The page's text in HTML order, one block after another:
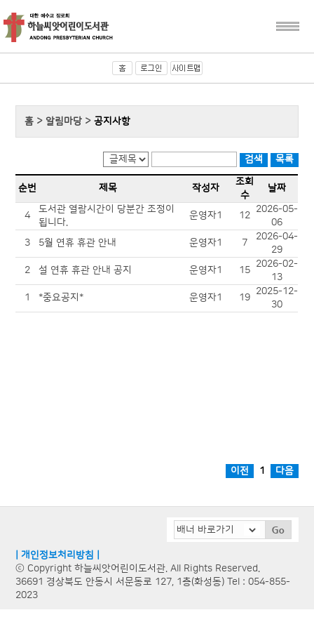
홈 > 알림마당 >공지사항
순번 제목 작성자
조회
수
날짜
4
도서관 열람시간이 당분간 조정이
됩니다.
운영자1 12
2026-05-
06
3
5월 연휴 휴관 안내 운영자1 7
2026-04-
29
2
설 연휴 휴관 안내 공지 운영자1 15
2026-02-
13
1
*중요공지* 운영자1 19
2025-12-
30
1
| 개인정보처리방침 |
ⓒ Copyright 하늘씨앗어린이도서관. All Rights Reserved.
36691 경상북도 안동시 서문동로 127, 1층(화성동) Tel : 054-855-
2023